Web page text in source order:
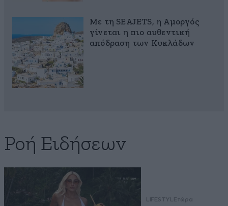
Με τη SEAJETS, η Αμοργός
γίνεται η πιο αυθεντική
απόδραση των Κυκλάδων
Ροή Ειδήσεων
LIFESTYLEτώρα